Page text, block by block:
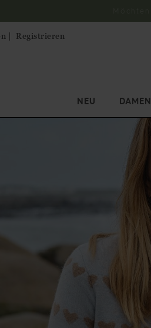
| Registrieren
NEU DAMEN